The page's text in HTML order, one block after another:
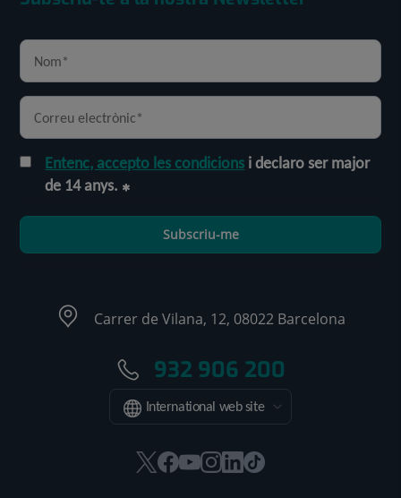
Entenc, accepto les condicions i declaro ser major
de 14 anys.
Subscriu-me
Carrer de Vilana, 12, 08022 Barcelona
932 906 200
International web site
AquestAquestAquestAquest
AquestEnllaç